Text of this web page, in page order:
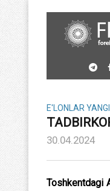
E'LONLAR
30.04.2024
Toshkentdagi